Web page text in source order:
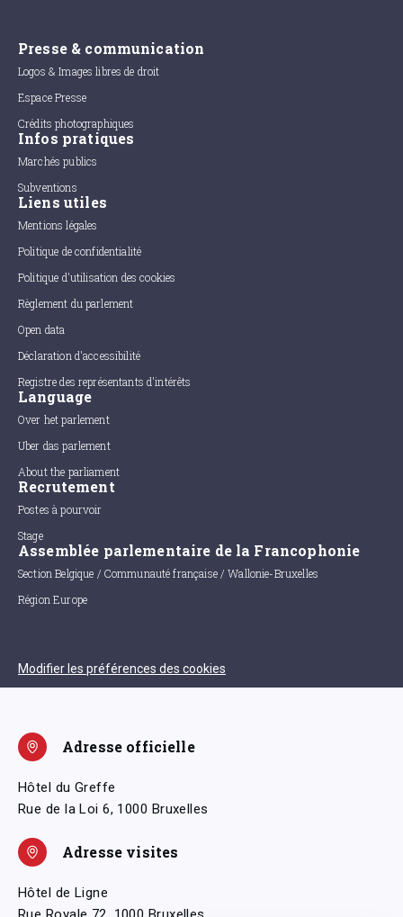
Presse & communication
Logos & Images libres de droit
Espace Presse
Crédits photographiques
Infos pratiques
Marchés publics
Subventions
Liens utiles
Mentions légales
Politique de confidentialité
Politique d'utilisation des cookies
Règlement du parlement
Open data
Déclaration d'accessibilité
Registre des représentants d'intérêts
Language
Over het parlement
Uber das parlement
About the parliament
Recrutement
Postes à pourvoir
Stage
Assemblée parlementaire de la Francophonie
Section Belgique / Communauté française / Wallonie-Bruxelles
Région Europe
Modifier les préférences des cookies
Adresse officielle
Hôtel du Greffe
Rue de la Loi 6, 1000 Bruxelles
Adresse visites
Hôtel de Ligne